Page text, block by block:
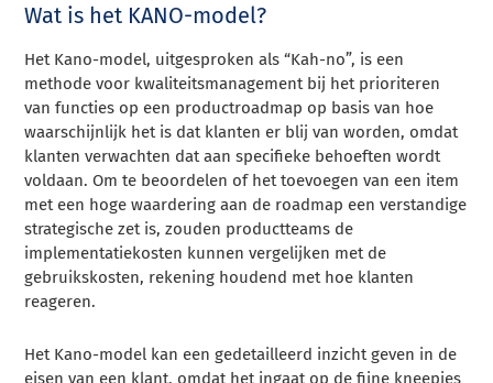
Wat is het KANO-model?
Het Kano-model, uitgesproken als “Kah-no”, is een
methode voor kwaliteitsmanagement bij het prioriteren
van functies op een productroadmap op basis van hoe
waarschijnlijk het is dat klanten er blij van worden, omdat
klanten verwachten dat aan specifieke behoeften wordt
voldaan. Om te beoordelen of het toevoegen van een item
met een hoge waardering aan de roadmap een verstandige
strategische zet is, zouden productteams de
implementatiekosten kunnen vergelijken met de
gebruikskosten, rekening houdend met hoe klanten
reageren.
Het Kano-model kan een gedetailleerd inzicht geven in de
eisen van een klant, omdat het ingaat op de fijne kneepjes